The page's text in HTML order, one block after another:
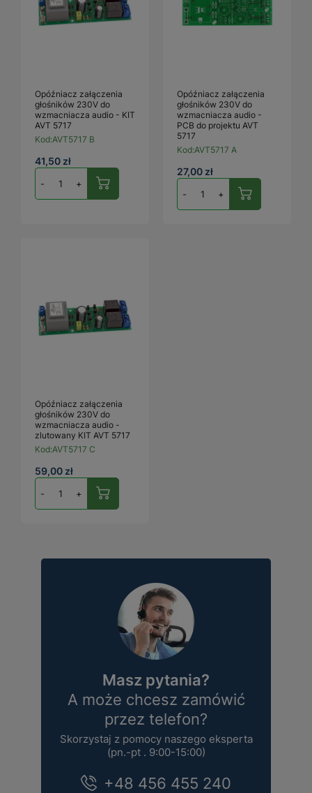
Opóźniacz załączenia
głośników 230V do
wzmacniacza audio - KIT
AVT 5717
Kod:AVT5717 B
41,50 zł
- +
Opóźniacz załączenia
głośników 230V do
wzmacniacza audio -
PCB do projektu AVT
5717
Kod:AVT5717 A
27,00 zł
- +
Opóźniacz załączenia
głośników 230V do
wzmacniacza audio -
zlutowany KIT AVT 5717
Kod:AVT5717 C
59,00 zł
- +
Masz pytania?
A może chcesz zamówić
przez telefon?
Skorzystaj z pomocy naszego eksperta
(pn.-pt . 9:00-15:00)
+48 456 455 240